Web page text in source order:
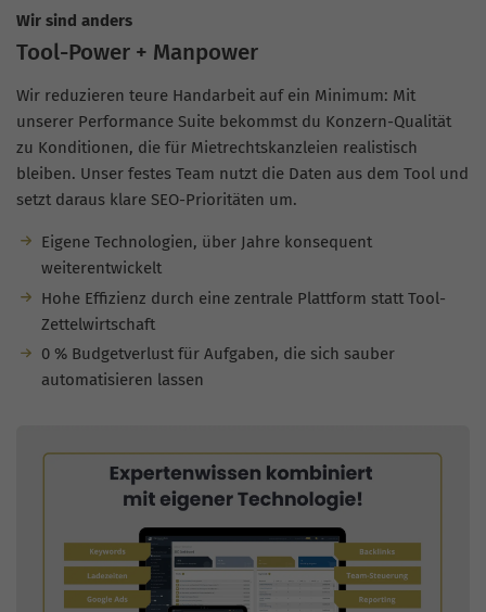
Wir sind anders
Tool-Power + Manpower
Wir reduzieren teure Handarbeit auf ein Minimum: Mit
unserer Performance Suite bekommst du Konzern-Qualität
zu Konditionen, die für Mietrechtskanzleien realistisch
bleiben. Unser festes Team nutzt die Daten aus dem Tool und
setzt daraus klare SEO-Prioritäten um.
Eigene Technologien, über Jahre konsequent
weiterentwickelt
Hohe Effizienz durch eine zentrale Plattform statt Tool-
Zettelwirtschaft
0 % Budgetverlust für Aufgaben, die sich sauber
automatisieren lassen